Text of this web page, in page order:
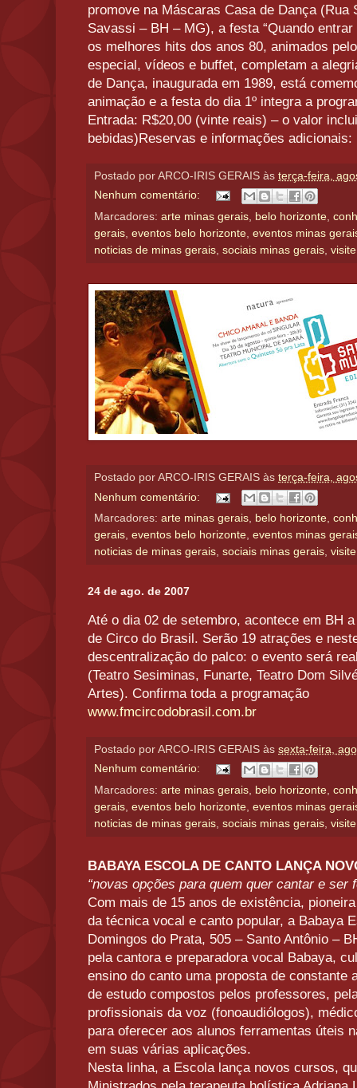
promove na Máscaras Casa de Dança (Rua
Savassi – BH – MG), a festa “Quando
os melhores hits dos anos 80, animados
especial, vídeos e buffet, completam a
de Dança, inaugurada em 1989, está
animação e a festa do dia 1º integra a
Entrada: R$20,00 (vinte reais) – o valor
bebidas)Reservas e informações adicionais:
Postado por ARCO-IRIS GERAIS às terça-feira,
Nenhum comentário:
Marcadores: arte minas gerais belo horizonte
gerais eventos belo horizonte eventos minas
noticias de minas gerais sociais minas gerais
Postado por ARCO-IRIS GERAIS às terça-feira,
Nenhum comentário:
Marcadores: arte minas gerais, belo horizonte,
gerais, eventos belo horizonte, eventos minas
noticias de minas gerais, sociais minas gerais,
24 de ago. de 2007
Até o dia 02 de setembro, acontece em BH
de Circo do Brasil. Serão 19 atrações e
descentralização do palco: o evento será
(Teatro Sesiminas, Funarte, Teatro Dom
Artes). Confirma toda a programação
www.fmcircodobrasil.com.br
Postado por ARCO-IRIS GERAIS às sexta-feira,
Nenhum comentário:
Marcadores: arte minas gerais belo horizonte
gerais eventos belo horizonte eventos minas
noticias de minas gerais sociais minas gerais
BABAYA ESCOLA DE CANTO LANÇA
“novas opções para quem quer cantar e ser
Com mais de 15 anos de existência,
da técnica vocal e canto popular, a Babaya
Domingos do Prata, 505 – Santo Antônio –
pela cantora e preparadora vocal Babaya,
ensino do canto uma proposta de constante
de estudo compostos pelos professores,
profissionais da voz (fonoaudiólogos),
para oferecer aos alunos ferramentas úteis
em suas várias aplicações.
Nesta linha, a Escola lança novos cursos,